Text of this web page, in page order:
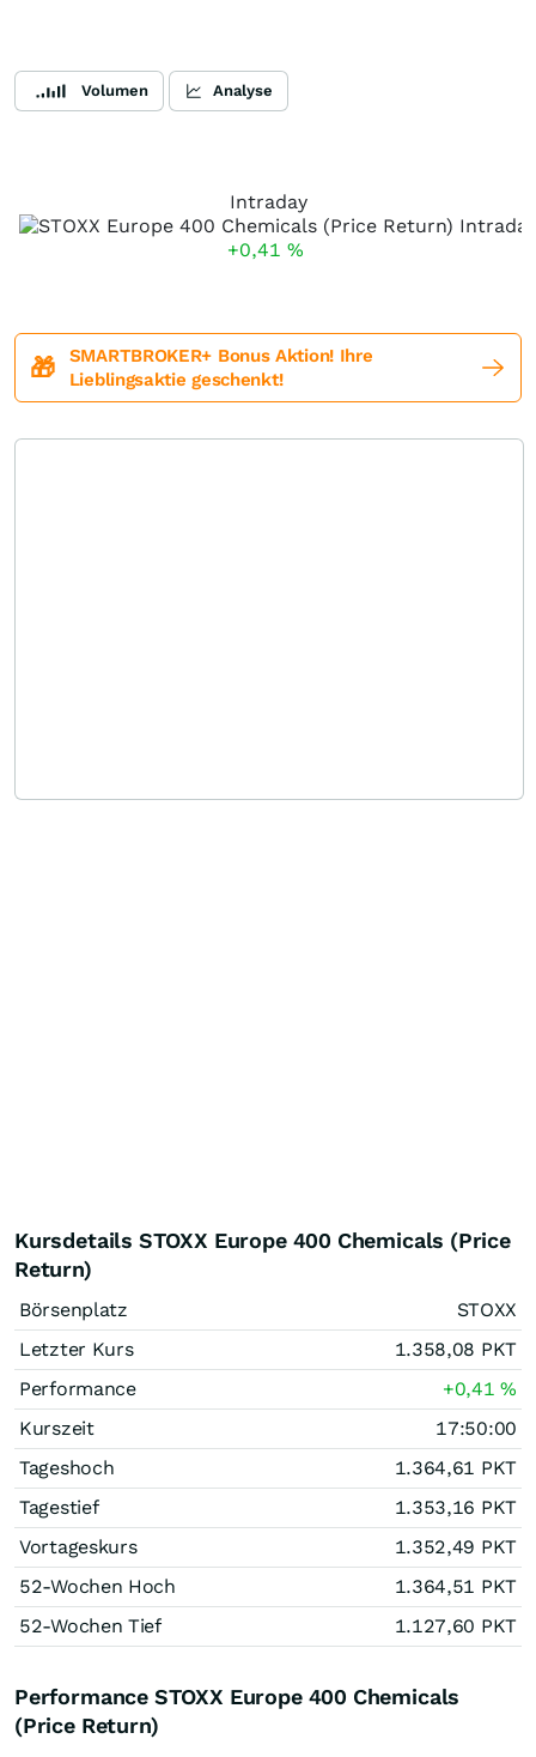
Volumen Analyse
Intraday
+0,41 %
🎁
SMARTBROKER+ Bonus Aktion! Ihre
Lieblingsaktie geschenkt!
Kursdetails STOXX Europe 400 Chemicals (Price
Return)
Börsenplatz
STOXX
Letzter Kurs
1.358,08 PKT
Performance
+0,41%
Kurszeit
17:50:00
Tageshoch
1.364,61 PKT
Tagestief
1.353,16 PKT
Vortageskurs
1.352,49 PKT
52-Wochen Hoch
1.364,51 PKT
52-Wochen Tief
1.127,60 PKT
Performance STOXX Europe 400 Chemicals
(Price Return)